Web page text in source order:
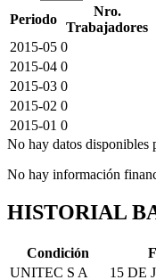
Periodo
Nro.
Trabajadores
2015-05 0
2015-04 0
2015-03 0
2015-02 0
2015-01 0
No hay datos disponibles
No hay información
HISTORIAL
Condición
UNITEC S A
15 DE